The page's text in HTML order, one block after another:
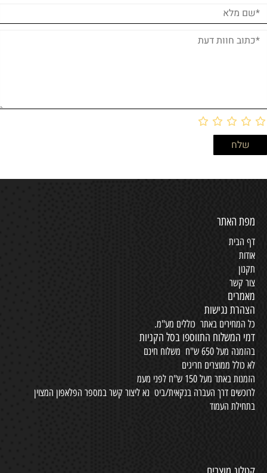
מפת האתר
דף הבית
אודות
תקנון
צור קשר
מאמרים
הצהרת נגישות
כל המחירים באתר כוללים מע"מ.
דמי המשלוח התווספו בסל הקניות
בהזמנה מעל 650 ש"ח משלוח חינם
לא כולל ממוצרים חריגים
הזמנות באתר מעל 150 ש"ח לפני מעמ
לרוכשים דרך העברה בנקאית/ביט נא ליצור קשר במספר הפלאפון המצוין
בתחילת העמוד